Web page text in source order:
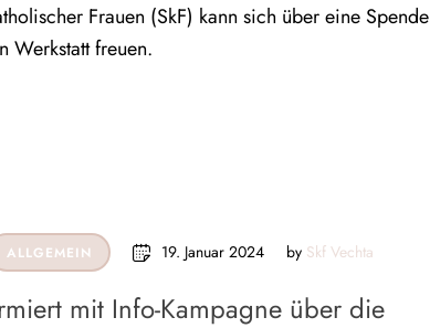
Frauen (SkF) kann sich über eine Spende
Werkstatt freuen.
ALLGEMEIN 19. Januar 2024 by Skf Vechta
mit Info-Kampagne über die